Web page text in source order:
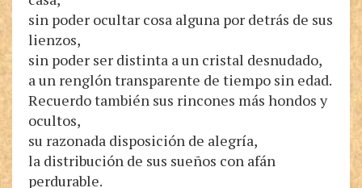
sin poder ocultar cosa alguna por detrás de sus
lienzos,
sin poder ser distinta a un cristal desnudado,
a un renglón transparente de tiempo sin edad.
Recuerdo también sus rincones más hondos y
ocultos,
su razonada disposición de alegría,
la distribución de sus sueños con afán
perdurable.